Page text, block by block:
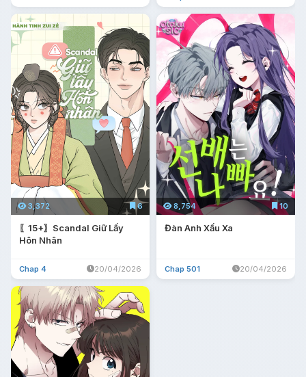
3,372 6
〖15+〗Scandal Giữ Lấy
Hôn Nhân
Chap 4 20/04/2026
8,754 10
Đàn Anh Xấu Xa
Chap 501 20/04/2026